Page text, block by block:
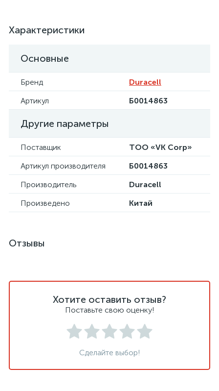
Характеристики
Основные
Бренд
Duracell
Артикул
Б0014863
Другие параметры
Поставщик
ТОО «VK Corp»
Артикул производителя
Б0014863
Производитель
Duracell
Произведено
Китай
Отзывы
Хотите оставить отзыв?
Поставьте свою оценку!
Сделайте выбор!